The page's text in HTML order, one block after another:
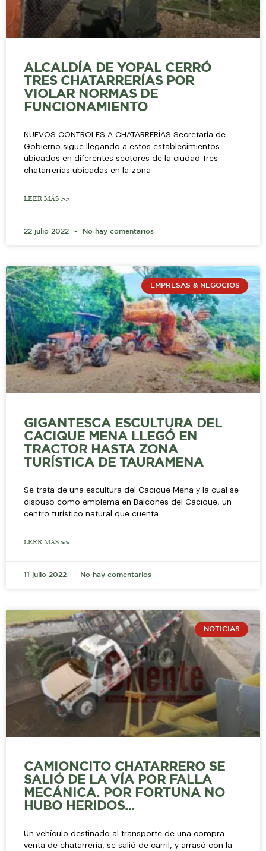
ALCALDÍA DE YOPAL CERRÓ
TRES CHATARRERÍAS POR
VIOLAR NORMAS DE
FUNCIONAMIENTO
NUEVOS CONTROLES A CHATARRERÍAS Secretaría de
Gobierno sigue llegando a estos establecimientos
ubicados en diferentes sectores de la ciudad Tres
chatarrerías ubicadas en la zona
LEER MÁS >>
22 julio 2022 No hay comentarios
EMPRESAS & NEGOCIOS
GIGANTESCA ESCULTURA DEL
CACIQUE MENA LLEGÓ EN
TRACTOR HASTA ZONA
TURÍSTICA DE TAURAMENA
Se trata de una escultura del Cacique Mena y la cual se
dispuso como emblema en Balcones del Cacique, un
centro turístico natural que cuenta
LEER MÁS >>
11 julio 2022 No hay comentarios
NOTICIAS
CAMIONCITO CHATARRERO SE
SALIÓ DE LA VÍA POR FALLA
MECÁNICA. POR FORTUNA NO
HUBO HERIDOS…
Un vehículo destinado al transporte de una compra-
venta de chatarrería, se salió de carril, y arrasó con la